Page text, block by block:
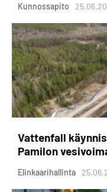
Kunnossapito
Vattenfall
Pamilon
Elinkaarihallinta